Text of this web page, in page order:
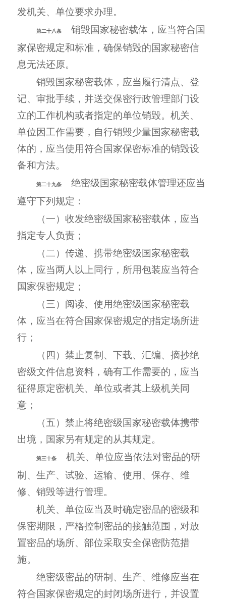
发机关、单位要求办理。
第二十八条
销毁国家秘密载体，应当符合国
家保密规定和标准，确保销毁的国家秘密信
息无法还原。
销毁国家秘密载体，应当履行清点、登
记、审批手续，并送交保密行政管理部门设
立的工作机构或者指定的单位销毁。机关、
单位因工作需要，自行销毁少量国家秘密载
体的，应当使用符合国家保密标准的销毁设
备和方法。
第二十九条
绝密级国家秘密载体管理还应当
遵守下列规定：
（一）收发绝密级国家秘密载体，应当
指定专人负责；
（二）传递、携带绝密级国家秘密载
体，应当两人以上同行，所用包装应当符合
国家保密规定；
（三）阅读、使用绝密级国家秘密载
体，应当在符合国家保密规定的指定场所进
行；
（四）禁止复制、下载、汇编、摘抄绝
密级文件信息资料，确有工作需要的，应当
征得原定密机关、单位或者其上级机关同
意；
（五）禁止将绝密级国家秘密载体携带
出境，国家另有规定的从其规定。
第三十条
机关、单位应当依法对密品的研
制、生产、试验、运输、使用、保存、维
修、销毁等进行管理。
机关、单位应当及时确定密品的密级和
保密期限，严格控制密品的接触范围，对放
置密品的场所、部位采取安全保密防范措
施。
绝密级密品的研制、生产、维修应当在
符合国家保密规定的封闭场所进行，并设置